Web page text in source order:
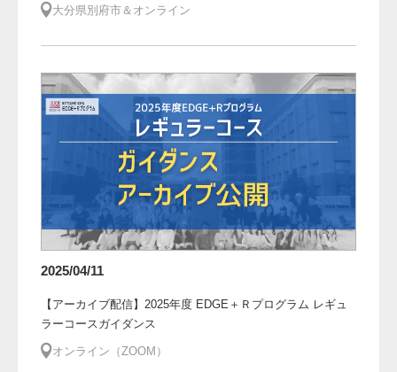
大分県別府市＆オンライン
2025/04/11
【アーカイブ配信】2025年度 EDGE＋Ｒプログラム レギュ
ラーコースガイダンス
オンライン（ZOOM）